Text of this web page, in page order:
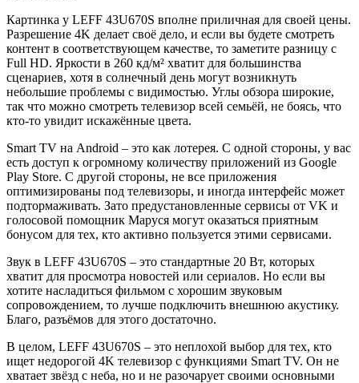
Картинка у LEFF 43U670S вполне приличная для своей цены.
Разрешение 4K делает своё дело, и если вы будете смотреть
контент в соответствующем качестве, то заметите разницу с
Full HD. Яркости в 260 кд/м² хватит для большинства
сценариев, хотя в солнечный день могут возникнуть
небольшие проблемы с видимостью. Углы обзора широкие,
так что можно смотреть телевизор всей семьёй, не боясь, что
кто-то увидит искажённые цвета.
Smart TV на Android – это как лотерея. С одной стороны, у вас
есть доступ к огромному количеству приложений из Google
Play Store. С другой стороны, не все приложения
оптимизированы под телевизоры, и иногда интерфейс может
подтормаживать. Зато предустановленные сервисы от VK и
голосовой помощник Маруся могут оказаться приятным
бонусом для тех, кто активно пользуется этими сервисами.
Звук в LEFF 43U670S – это стандартные 20 Вт, которых
хватит для просмотра новостей или сериалов. Но если вы
хотите насладиться фильмом с хорошим звуковым
сопровождением, то лучше подключить внешнюю акустику.
Благо, разъёмов для этого достаточно.
В целом, LEFF 43U670S – это неплохой выбор для тех, кто
ищет недорогой 4K телевизор с функциями Smart TV. Он не
хватает звёзд с неба, но и не разочарует своими основными